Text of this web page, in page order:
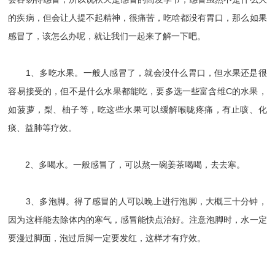
的疾病，但会让人提不起精神，很痛苦，吃啥都没有胃口，那么如果
感冒了，该怎么办呢，就让我们一起来了解一下吧。
1、多吃水果。一般人感冒了，就会没什么胃口，但水果还是很
容易接受的，但不是什么水果都能吃，要多选一些富含维C的水果，
如菠萝，梨、柚子等，吃这些水果可以缓解喉咙疼痛，有止咳、化
痰、益肺等疗效。
2、多喝水。一般感冒了，可以熬一碗姜茶喝喝，去去寒。
3、多泡脚。得了感冒的人可以晚上进行泡脚，大概三十分钟，
因为这样能去除体内的寒气，感冒能快点治好。注意泡脚时，水一定
要漫过脚面，泡过后脚一定要发红，这样才有疗效。